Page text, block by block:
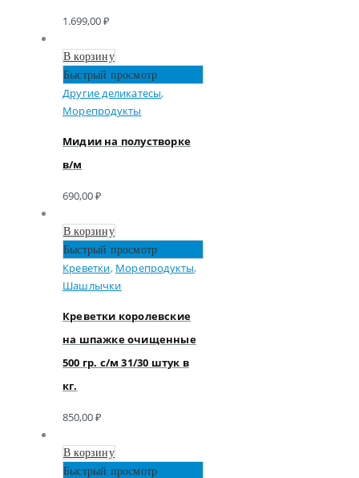
1.699,00₽
В корзину
Быстрый просмотр
Другие деликатесы,
Морепродукты
Мидии на полустворке
в/м
690,00₽
В корзину
Быстрый просмотр
Креветки, Морепродукты,
Шашлычки
Креветки королевские
на шпажке очищенные
500 гр. с/м 31/30 штук в
кг.
850,00₽
В корзину
Быстрый просмотр